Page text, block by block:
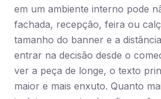
em um ambiente interno pode
fachada, recepção, feira ou
tamanho do banner e a
entrar na decisão desde o
ver a peça de longe, o texto
maior e mais enxuto. Quanto